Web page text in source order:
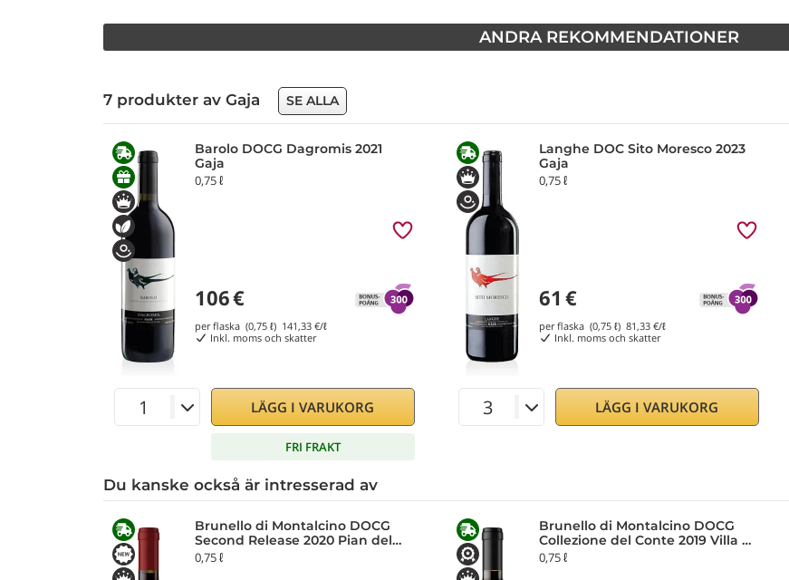
ANDRA REKOMMENDATIONER
7 produkter av Gaja SE ALLA
Barolo DOCG Dagromis 2021
Gaja
0,75 ℓ
106€
per flaska (0,75 ℓ) 141,33 €/ℓ
Inkl. moms och skatter
LÄGG I VARUKORG
FRI FRAKT
Langhe DOC Sito Moresco 2023
Gaja
0,75 ℓ
61 €
per flaska (0,75 ℓ) 81,33 €/ℓ
Inkl. moms och skatter
LÄGG I VARUKORG
Du kanske också är intresserad av
Brunello di Montalcino DOCG
Second Release 2020 Pian del
Prete
0,75 ℓ
Brunello di Montalcino DOCG
Collezione del Conte 2019 Villa da
Filicaja
0,75 ℓ